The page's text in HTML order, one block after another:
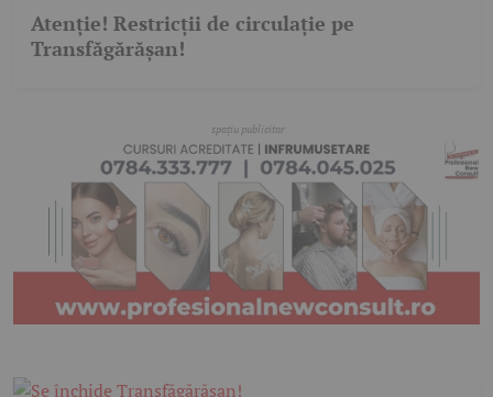
Atenție! Restricții de circulație pe
Transfăgărășan!